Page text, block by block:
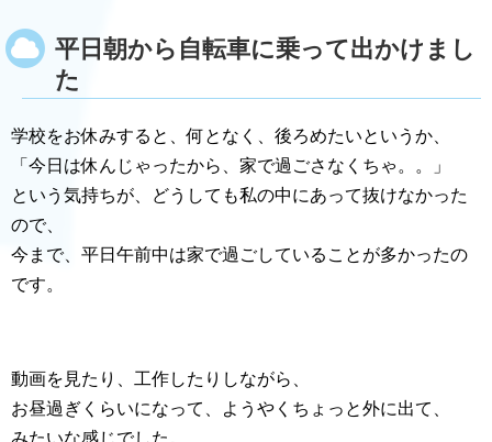
平日朝から自転車に乗って出かけまし
た
学校をお休みすると、何となく、後ろめたいというか、
「今日は休んじゃったから、家で過ごさなくちゃ。。」
という気持ちが、どうしても私の中にあって抜けなかった
ので、
今まで、平日午前中は家で過ごしていることが多かったの
です。
動画を見たり、工作したりしながら、
お昼過ぎくらいになって、ようやくちょっと外に出て、
みたいな感じでした。